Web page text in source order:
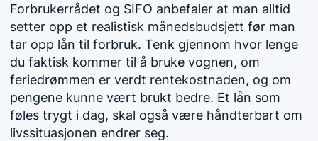
Forbrukerrådet og SIFO anbefaler at man alltid
setter opp et realistisk månedsbudsjett før man
tar opp lån til forbruk. Tenk gjennom hvor lenge
du faktisk kommer til å bruke vognen, om
feriedrømmen er verdt rentekostnaden, og om
pengene kunne vært brukt bedre. Et lån som
føles trygt i dag, skal også være håndterbart om
livssituasjonen endrer seg.